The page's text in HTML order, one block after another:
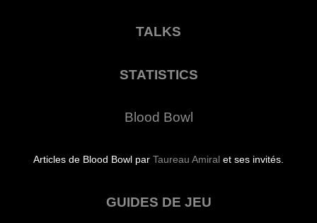
TALKS
STATISTICS
Blood Bowl
Articles de Blood Bowl par Taureau Amiral et ses invités.
GUIDES DE JEU